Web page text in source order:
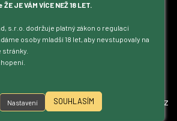
JE VÁM VÍCE NEŽ 18 LET.
s.r.o. dodržuje platný zákon o regulaci
osoby mladší 18 let, aby nevstupovaly na
Nastavení SOUHLASÍM
ZÁVOZY
rozvážíme pivo po Praze a okolí.
nakupte za minimálně 1 000 Kč (bez
v okresech Praha-západ a Praha-